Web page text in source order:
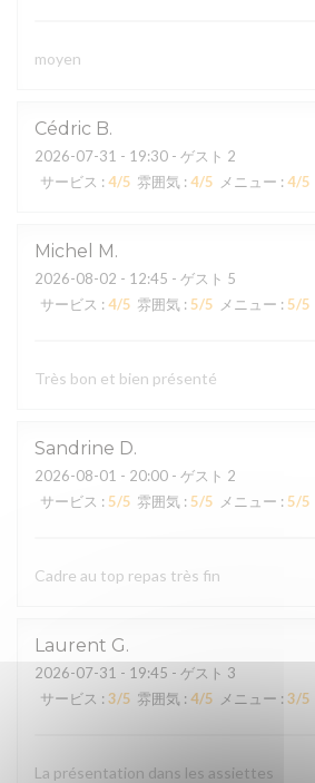
moyen
Cédric B
2026-07-31 - 19:30 - ゲスト 2
サービス : 4/5 雰囲気 : 4/5 メニュー : 4/5
Michel M
2026-08-02 - 12:45 - ゲスト 5
サービス : 4/5 雰囲気 : 5/5 メニュー : 5/5
Très bon et bien présenté
Sandrine D
2026-08-01 - 20:00 - ゲスト 2
サービス : 5/5 雰囲気 : 5/5 メニュー : 5/5
Cadre au top repas très fin
Laurent G
2026-07-31 - 19:45 - ゲスト 3
サービス : 3/5 雰囲気 : 4/5 メニュー : 3/5
La présentation dans les assiettes